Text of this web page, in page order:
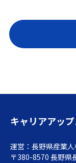
キャリアアッ
運営：長野県産業
〒380-8570 長野県